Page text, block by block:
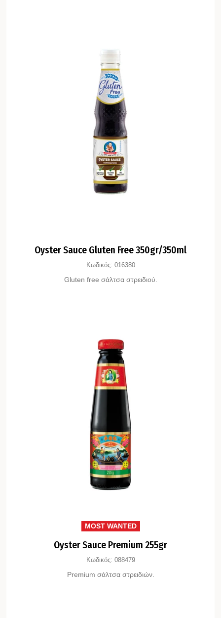
Oyster Sauce Gluten Free 350gr/350ml
Κωδικός: 016380
Gluten free σάλτσα στρειδιού.
MOST WANTED
Oyster Sauce Premium 255gr
Κωδικός: 088479
Premium σάλτσα στρειδιών.